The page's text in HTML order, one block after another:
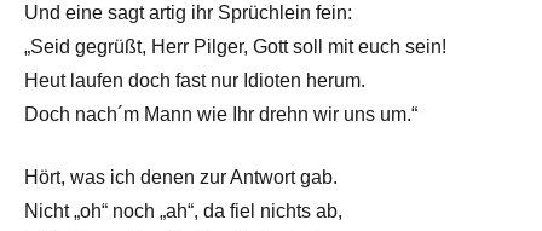
Und eine sagt artig ihr Sprüchlein fein:
„Seid gegrüßt, Herr Pilger, Gott soll mit euch sein!
Heut laufen doch fast nur Idioten herum.
Doch nach´m Mann wie Ihr drehn wir uns um.“
Hört, was ich denen zur Antwort gab.
Nicht „oh“ noch „ah“, da fiel nichts ab,